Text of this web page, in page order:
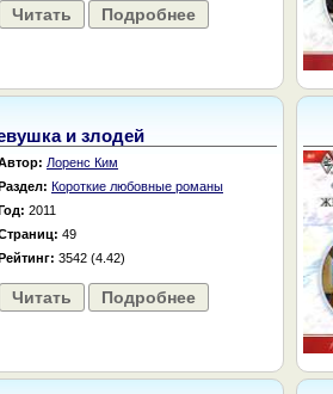
Читать Подробнее
и злодей
Лоренс Ким
Короткие любовные романы
2011
49
3542 (4.42)
Читать Подробнее